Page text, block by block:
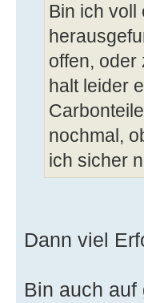
Bin ich voll
offen, oder
halt leider
nochmal,
ich sicher
Dann viel
Bin auch